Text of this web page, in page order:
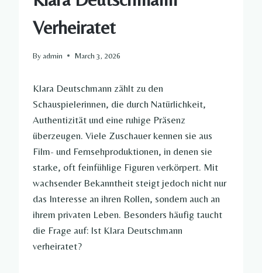
Verheiratet
By admin March 3, 2026
Klara Deutschmann zählt zu den
Schauspielerinnen, die durch Natürlichkeit,
Authentizität und eine ruhige Präsenz
überzeugen. Viele Zuschauer kennen sie aus
Film- und Fernsehproduktionen, in denen sie
starke, oft feinfühlige Figuren verkörpert. Mit
wachsender Bekanntheit steigt jedoch nicht nur
das Interesse an ihren Rollen, sondern auch an
ihrem privaten Leben. Besonders häufig taucht
die Frage auf: Ist Klara Deutschmann
verheiratet?